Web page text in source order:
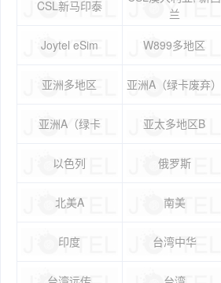
CSL新马印泰
兰
Joytel eSim W899多地区
亚洲多地区 亚洲A（绿卡废弃）
亚洲A（绿卡 亚太多地区B
以色列 俄罗斯
北美A 南美
印度 台湾中华